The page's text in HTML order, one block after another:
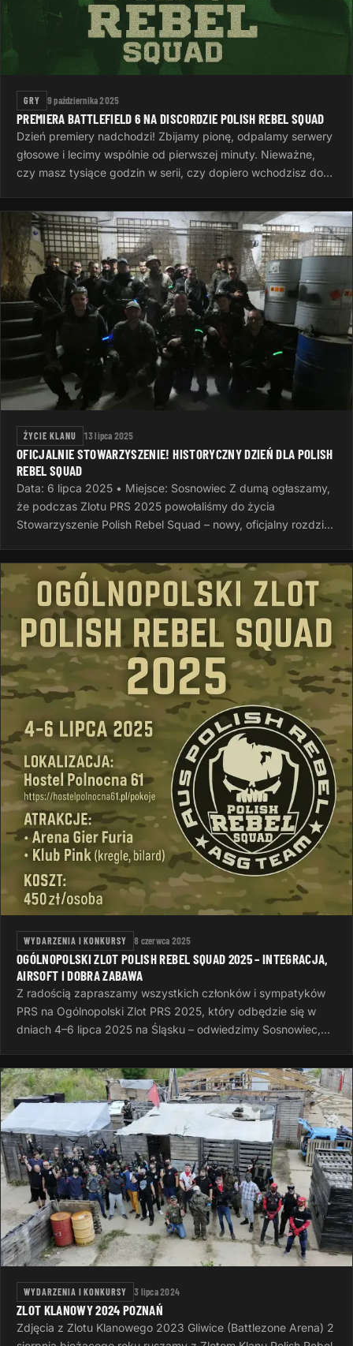
GRY 9 października 2025
PREMIERA BATTLEFIELD 6 NA DISCORDZIE POLISH REBEL SQUAD
Dzień premiery nadchodzi! Zbijamy pionę, odpalamy serwery
głosowe i lecimy wspólnie od pierwszej minuty. Nieważne,
czy masz tysiące godzin w serii, czy dopiero wchodzisz do
ŻYCIE KLANU 13 lipca 2025
OFICJALNIE STOWARZYSZENIE! HISTORYCZNY DZIEŃ DLA POLISH
REBEL SQUAD
Data: 6 lipca 2025 • Miejsce: Sosnowiec Z dumą ogłaszamy,
że podczas Zlotu PRS 2025 powołaliśmy do życia
Stowarzyszenie Polish Rebel Squad – nowy, oficjalny rozdział
WYDARZENIA I KONKURSY 8 czerwca 2025
OGÓLNOPOLSKI ZLOT POLISH REBEL SQUAD 2025 – INTEGRACJA,
AIRSOFT I DOBRA ZABAWA
Z radością zapraszamy wszystkich członków i sympatyków
PRS na Ogólnopolski Zlot PRS 2025, który odbędzie się w
dniach 4–6 lipca 2025 na Śląsku – odwiedzimy Sosnowiec,
WYDARZENIA I KONKURSY 3 lipca 2024
ZLOT KLANOWY 2024 POZNAŃ
Zdjęcia z Zlotu Klanowego 2023 Gliwice (Battlezone Arena) 2